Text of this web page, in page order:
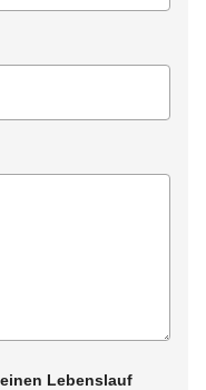
Lebenslauf